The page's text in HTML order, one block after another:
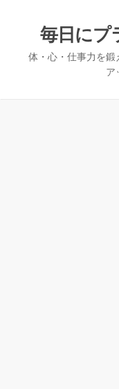
毎日にプ
体・心・仕事力を鍛
ア